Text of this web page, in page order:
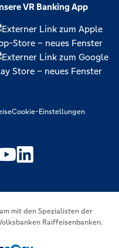
VR Banking App
Cookie-Einstellungen
www.youtube.com/
https://
mit den Spezialisten der
Raiffeisenbanken.